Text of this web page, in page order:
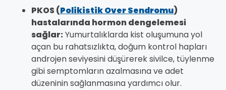
PKOS (Polikistik Over Sendromu)
hastalarında hormon dengelemesi
sağlar:Yumurtalıklarda kist oluşumuna yol
açan bu rahatsızlıkta, doğum kontrol hapları
androjen seviyesini düşürerek sivilce, tüylenme
gibi semptomların azalmasına ve adet
düzeninin sağlanmasına yardımcı olur.